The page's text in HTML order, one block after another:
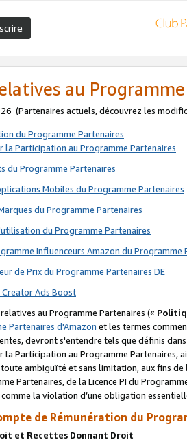
au
(Partenaires actuels, découvrez les
du Programme Partenaires
la Participation au Programme Partenaires
du Programme Partenaires
Mobiles du Programme Partenaires
du Programme Partenaires
du Programme Partenaires
Influenceurs Amazon du Programme
de Prix du Programme Partenaires DE
Ads Boost
au Programme Partenaires («
Partenaires d'Amazon et les termes
devront s'entendre tels que définis
la Participation au Programme Partenaires,
ambiguïté et sans limitation, aux fins
Partenaires, de la Licence PI du
la violation d’une obligation
de Rémunération du
et Recettes Donnant Droit